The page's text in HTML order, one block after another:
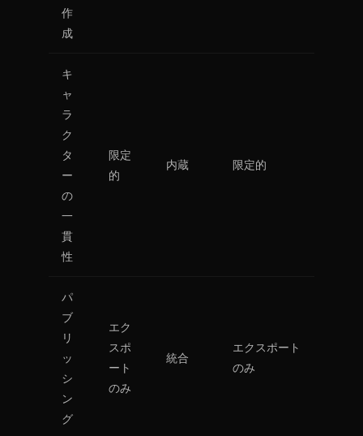
作
成
キ
ャ
ラ
ク
タ
ー
の
一
貫
性
限定
的
内蔵 限定的
パ
ブ
リ
ッ
シ
ン
グ
エク
スポ
ート
のみ
統合
エクスポート
のみ